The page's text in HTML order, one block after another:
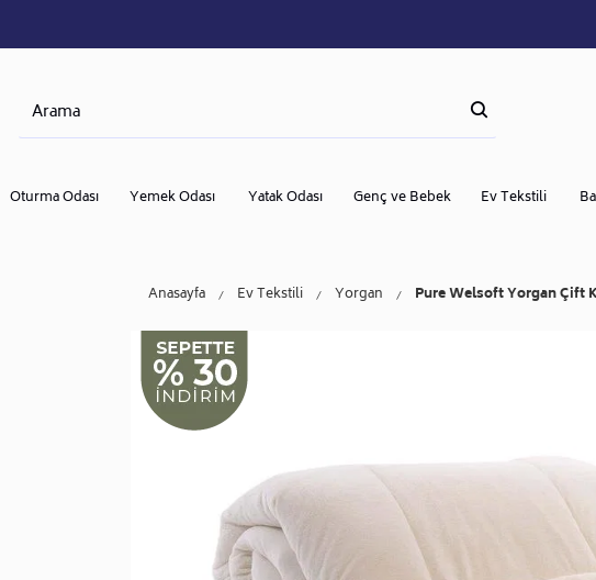
Oturma Odası Yemek Odası Yatak Odası Genç ve Bebek Ev Tekstili
Anasayfa Ev Tekstili Yorgan Pure Welsoft Yorgan Çift